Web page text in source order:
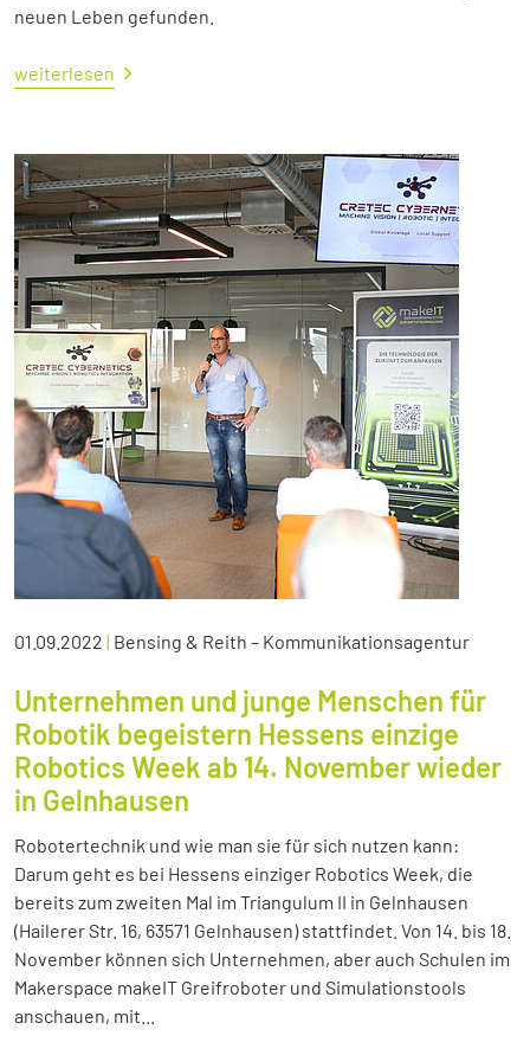
neuen Leben gefunden.
weiterlesen
01.09.2022 | Bensing & Reith – Kommunikationsagentur
Unternehmen und junge Menschen für
Robotik begeistern Hessens einzige
Robotics Week ab 14. November wieder
in Gelnhausen
Robotertechnik und wie man sie für sich nutzen kann:
Darum geht es bei Hessens einziger Robotics Week, die
bereits zum zweiten Mal im Triangulum II in Gelnhausen
(Hailerer Str. 16, 63571 Gelnhausen) stattfindet. Von 14. bis 18.
November können sich Unternehmen, aber auch Schulen im
Makerspace makeIT Greifroboter und Simulationstools
anschauen, mit...